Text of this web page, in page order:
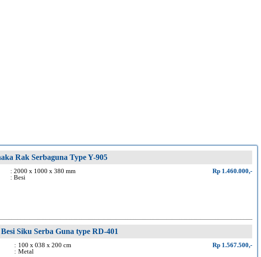
Rak Serbaguna Type Y-905
: 2000 x 1000 x 380 mm
Rp 1.460.000,-
: Besi
Siku Serba Guna type RD-401
: 100 x 038 x 200 cm
Rp 1.567.500,-
: Metal